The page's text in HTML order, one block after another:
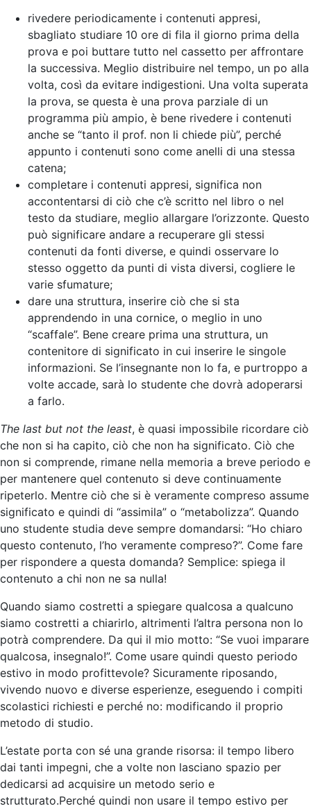
rivedere periodicamente i contenuti appresi,
sbagliato studiare 10 ore di fila il giorno prima della
prova e poi buttare tutto nel cassetto per affrontare
la successiva. Meglio distribuire nel tempo, un po alla
volta, così da evitare indigestioni. Una volta superata
la prova, se questa è una prova parziale di un
programma più ampio, è bene rivedere i contenuti
anche se “tanto il prof. non li chiede più”, perché
appunto i contenuti sono come anelli di una stessa
catena;
completare i contenuti appresi, significa non
accontentarsi di ciò che c’è scritto nel libro o nel
testo da studiare, meglio allargare l’orizzonte. Questo
può significare andare a recuperare gli stessi
contenuti da fonti diverse, e quindi osservare lo
stesso oggetto da punti di vista diversi, cogliere le
varie sfumature;
dare una struttura, inserire ciò che si sta
apprendendo in una cornice, o meglio in uno
“scaffale”. Bene creare prima una struttura, un
contenitore di significato in cui inserire le singole
informazioni. Se l’insegnante non lo fa, e purtroppo a
volte accade, sarà lo studente che dovrà adoperarsi
a farlo.
The last but not the least, è quasi impossibile ricordare ciò
che non si ha capito, ciò che non ha significato. Ciò che
non si comprende, rimane nella memoria a breve periodo e
per mantenere quel contenuto si deve continuamente
ripeterlo. Mentre ciò che si è veramente compreso assume
significato e quindi di “assimila” o “metabolizza”. Quando
uno studente studia deve sempre domandarsi: “Ho chiaro
questo contenuto, l’ho veramente compreso?”. Come fare
per rispondere a questa domanda? Semplice: spiega il
contenuto a chi non ne sa nulla!
Quando siamo costretti a spiegare qualcosa a qualcuno
siamo costretti a chiarirlo, altrimenti l’altra persona non lo
potrà comprendere. Da qui il mio motto: “Se vuoi imparare
qualcosa, insegnalo!”. Come usare quindi questo periodo
estivo in modo profittevole? Sicuramente riposando,
vivendo nuovo e diverse esperienze, eseguendo i compiti
scolastici richiesti e perché no: modificando il proprio
metodo di studio.
L’estate porta con sé una grande risorsa: il tempo libero
dai tanti impegni, che a volte non lasciano spazio per
dedicarsi ad acquisire un metodo serio e
strutturato.Perché quindi non usare il tempo estivo per